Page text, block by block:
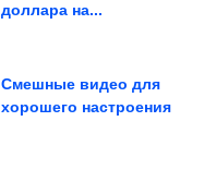
планеты, от...
доллара на...
Смешные видео для
хорошего настроения